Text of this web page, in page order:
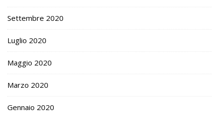
Settembre 2020
Luglio 2020
Maggio 2020
Marzo 2020
Gennaio 2020